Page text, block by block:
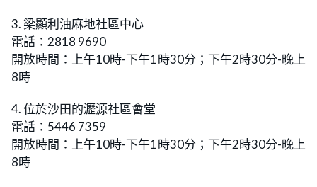
3. 梁顯利油麻地社區中心
電話：2818 9690
開放時間：上午10時-下午1時30分；下午2時30分-晚上
8時
4. 位於沙田的瀝源社區會堂
電話：5446 7359
開放時間：上午10時-下午1時30分；下午2時30分-晚上
8時